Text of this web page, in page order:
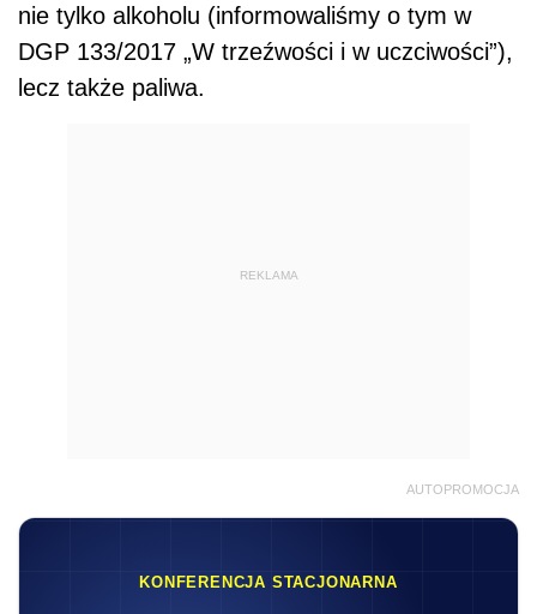
nie tylko alkoholu (informowaliśmy o tym w
DGP 133/2017 „W trzeźwości i w uczciwości”),
lecz także paliwa.
REKLAMA
AUTOPROMOCJA
KONFERENCJA STACJONARNA